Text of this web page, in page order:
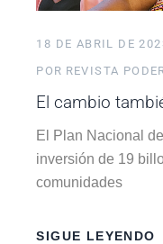
18 DE ABRIL DE
POR REVISTA
El cambio
El Plan Nacional
inversión de 19
comunidades
SIGUE LEYENDO